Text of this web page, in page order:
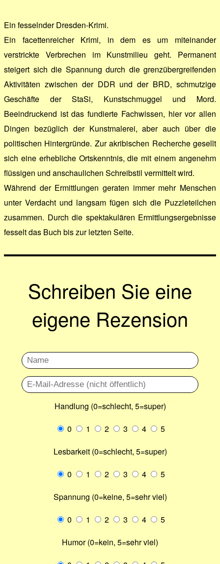
Ein fesselnder Dresden-Krimi.
Ein facettenreicher Krimi, in dem es um miteinander
verstrickte Verbrechen im Kunstmilieu geht. Permanent
steigert sich die Spannung durch die grenzübergreifenden
Aktivitäten zwischen der DDR und der BRD, schmutzige
Geschäfte der StaSi, Kunstschmuggel und Mord.
Beeindruckend ist das fundierte Fachwissen, hier vor allen
Dingen bezüglich der Kunstmalerei, aber auch über die
politischen Hintergründe. Zur akribischen Recherche gesellt
sich eine erhebliche Ortskenntnis, die mit einem angenehm
flüssigen und anschaulichen Schreibstil vermittelt wird.
Während der Ermittlungen geraten immer mehr Menschen
unter Verdacht und langsam fügen sich die Puzzleteilchen
zusammen. Durch die spektakulären Ermittlungsergebnisse
fesselt das Buch bis zur letzten Seite.
Schreiben Sie eine
eigene Rezension
Handlung (0=schlecht, 5=super)
0
1 2 3 4
5
Lesbarkeit (0=schlecht, 5=super)
0
1 2 3 4
5
Spannung (0=keine, 5=sehr viel)
0
1 2 3 4
5
Humor (0=kein, 5=sehr viel)